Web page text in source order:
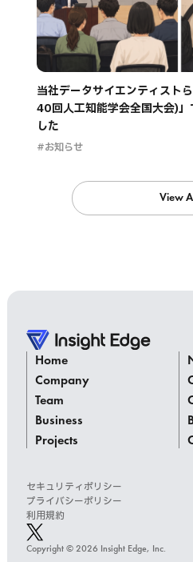
当社データサイエンティスト
40回人工知能学会全国大会)
した
#お知らせ
View All
Home
Company
Team
Business
Projects
Copyright © 2026 Insight Edge, Inc.
セキュリティポリシー
プライバシーポリシー
利用規約